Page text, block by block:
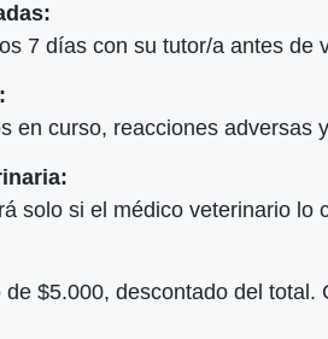
7 días con su tutor/a antes de
en curso, reacciones adversas
solo si el médico veterinario lo
$5.000, descontado del